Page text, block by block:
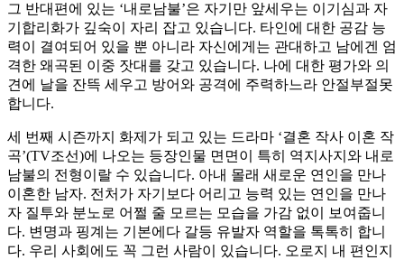
그 반대편에 있는 ‘내로남불’은 자기만 앞세우는 이기심과 자
기합리화가 깊숙이 자리 잡고 있습니다. 타인에 대한 공감 능
력이 결여되어 있을 뿐 아니라 자신에게는 관대하고 남에겐 엄
격한 왜곡된 이중 잣대를 갖고 있습니다. 나에 대한 평가와 의
견에 날을 잔뜩 세우고 방어와 공격에 주력하느라 안절부절못
합니다.
세 번째 시즌까지 화제가 되고 있는 드라마 ‘결혼 작사 이혼 작
곡’(TV조선)에 나오는 등장인물 면면이 특히 역지사지와 내로
남불의 전형이랄 수 있습니다. 아내 몰래 새로운 연인을 만나
이혼한 남자. 전처가 자기보다 어리고 능력 있는 연인을 만나
자 질투와 분노로 어쩔 줄 모르는 모습을 가감 없이 보여줍니
다. 변명과 핑계는 기본에다 갈등 유발자 역할을 톡톡히 합니
다. 우리 사회에도 꼭 그런 사람이 있습니다. 오로지 내 편인지